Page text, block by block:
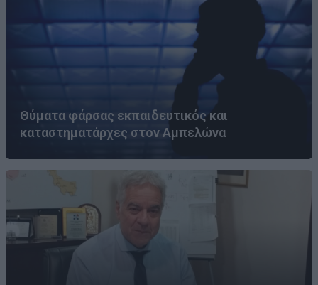
Θύματα φάρσας εκπαιδευτικός και
καταστηματάρχες στον Αμπελώνα